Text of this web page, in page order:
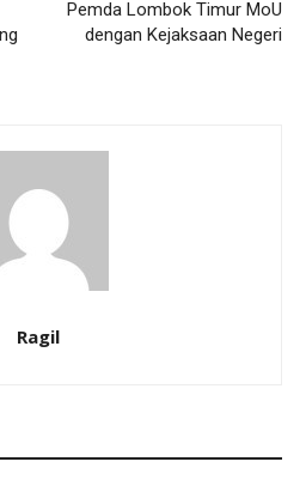
Pemda Lombok Timur MoU
dengan Kejaksaan Negeri
Ragil